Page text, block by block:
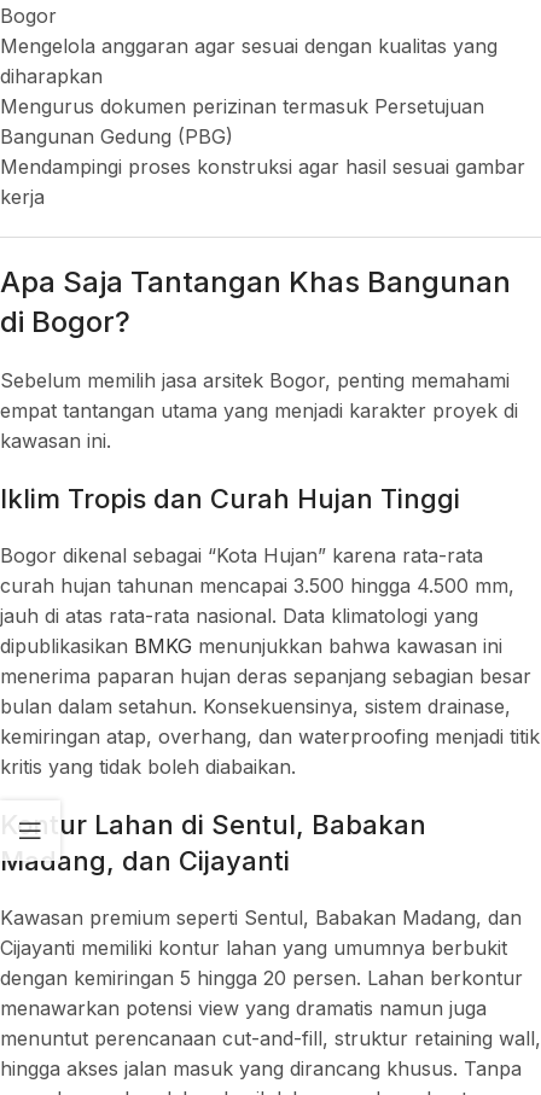
Bogor
Mengelola anggaran agar sesuai dengan kualitas yang
diharapkan
Mengurus dokumen perizinan termasuk Persetujuan
Bangunan Gedung (PBG)
Mendampingi proses konstruksi agar hasil sesuai gambar
kerja
Apa Saja Tantangan Khas Bangunan
di Bogor?
Sebelum memilih jasa arsitek Bogor, penting memahami
empat tantangan utama yang menjadi karakter proyek di
kawasan ini.
Iklim Tropis dan Curah Hujan Tinggi
Bogor dikenal sebagai “Kota Hujan” karena rata-rata
curah hujan tahunan mencapai 3.500 hingga 4.500 mm,
jauh di atas rata-rata nasional. Data klimatologi yang
dipublikasikan BMKG menunjukkan bahwa kawasan ini
menerima paparan hujan deras sepanjang sebagian besar
bulan dalam setahun. Konsekuensinya, sistem drainase,
kemiringan atap, overhang, dan waterproofing menjadi titik
kritis yang tidak boleh diabaikan.
Kontur Lahan di Sentul, Babakan
Madang, dan Cijayanti
Kawasan premium seperti Sentul, Babakan Madang, dan
Cijayanti memiliki kontur lahan yang umumnya berbukit
dengan kemiringan 5 hingga 20 persen. Lahan berkontur
menawarkan potensi view yang dramatis namun juga
menuntut perencanaan cut-and-fill, struktur retaining wall,
hingga akses jalan masuk yang dirancang khusus. Tanpa